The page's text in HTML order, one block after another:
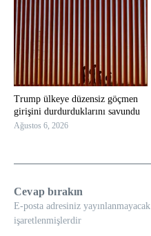
Trump ülkeye düzensiz göçmen
girişini durdurduklarını savundu
Ağustos 6, 2026
Cevap bırakın
E-posta adresiniz yayınlanmayacak.
işaretlenmişlerdir